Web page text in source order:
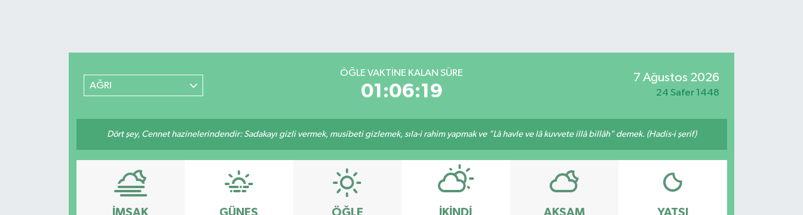
AĞRI
ÖĞLE VAKTINE KALAN SÜRE
01:06:19
7 Ağustos 2026
24 Safer 1448
Dört şey, Cennet hazinelerindendir: Sadakayı gizli vermek, musibeti gizlemek, sıla-i rahim yapmak ve "Lâ havle ve lâ kuvvete illâ billâh" demek. (Hadis-i şerif)
İMSAK GÜNEŞ ÖĞLE İKINDI AKŞAM YATSI